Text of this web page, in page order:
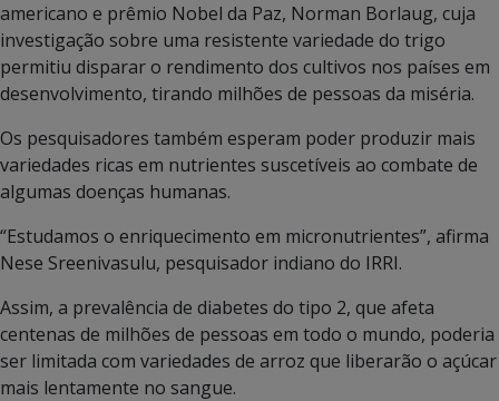
americano e prêmio Nobel da Paz, Norman Borlaug, cuja
investigação sobre uma resistente variedade do trigo
permitiu disparar o rendimento dos cultivos nos países em
desenvolvimento, tirando milhões de pessoas da miséria.
Os pesquisadores também esperam poder produzir mais
variedades ricas em nutrientes suscetíveis ao combate de
algumas doenças humanas.
“Estudamos o enriquecimento em micronutrientes”, afirma
Nese Sreenivasulu, pesquisador indiano do IRRI.
Assim, a prevalência de diabetes do tipo 2, que afeta
centenas de milhões de pessoas em todo o mundo, poderia
ser limitada com variedades de arroz que liberarão o açúcar
mais lentamente no sangue.